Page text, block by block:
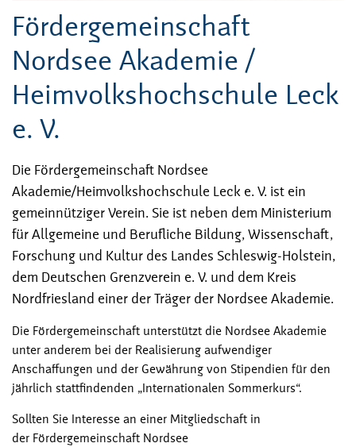
Fördergemeinschaft
Nordsee Akademie /
Heimvolkshochschule Leck
e. V.
Die Fördergemeinschaft Nordsee
Akademie/Heimvolkshochschule Leck e. V. ist ein
gemeinnütziger Verein. Sie ist neben dem Ministerium
für Allgemeine und Berufliche Bildung, Wissenschaft,
Forschung und Kultur des Landes Schleswig-Holstein,
dem Deutschen Grenzverein e. V. und dem Kreis
Nordfriesland einer der Träger der Nordsee Akademie.
Die Fördergemeinschaft unterstützt die Nordsee Akademie
unter anderem bei der Realisierung aufwendiger
Anschaffungen und der Gewährung von Stipendien für den
jährlich stattfindenden „Internationalen Sommerkurs“.
Sollten Sie Interesse an einer Mitgliedschaft in
der Fördergemeinschaft Nordsee